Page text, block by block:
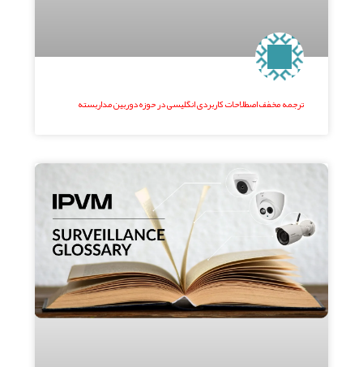
ترجمه مخفف اصطلاحات کاربردی انگلیسی در حوزه دوربین مداربسته